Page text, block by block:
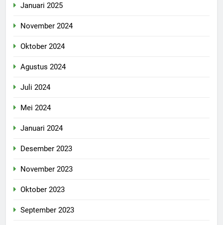
Januari 2025
November 2024
Oktober 2024
Agustus 2024
Juli 2024
Mei 2024
Januari 2024
Desember 2023
November 2023
Oktober 2023
September 2023